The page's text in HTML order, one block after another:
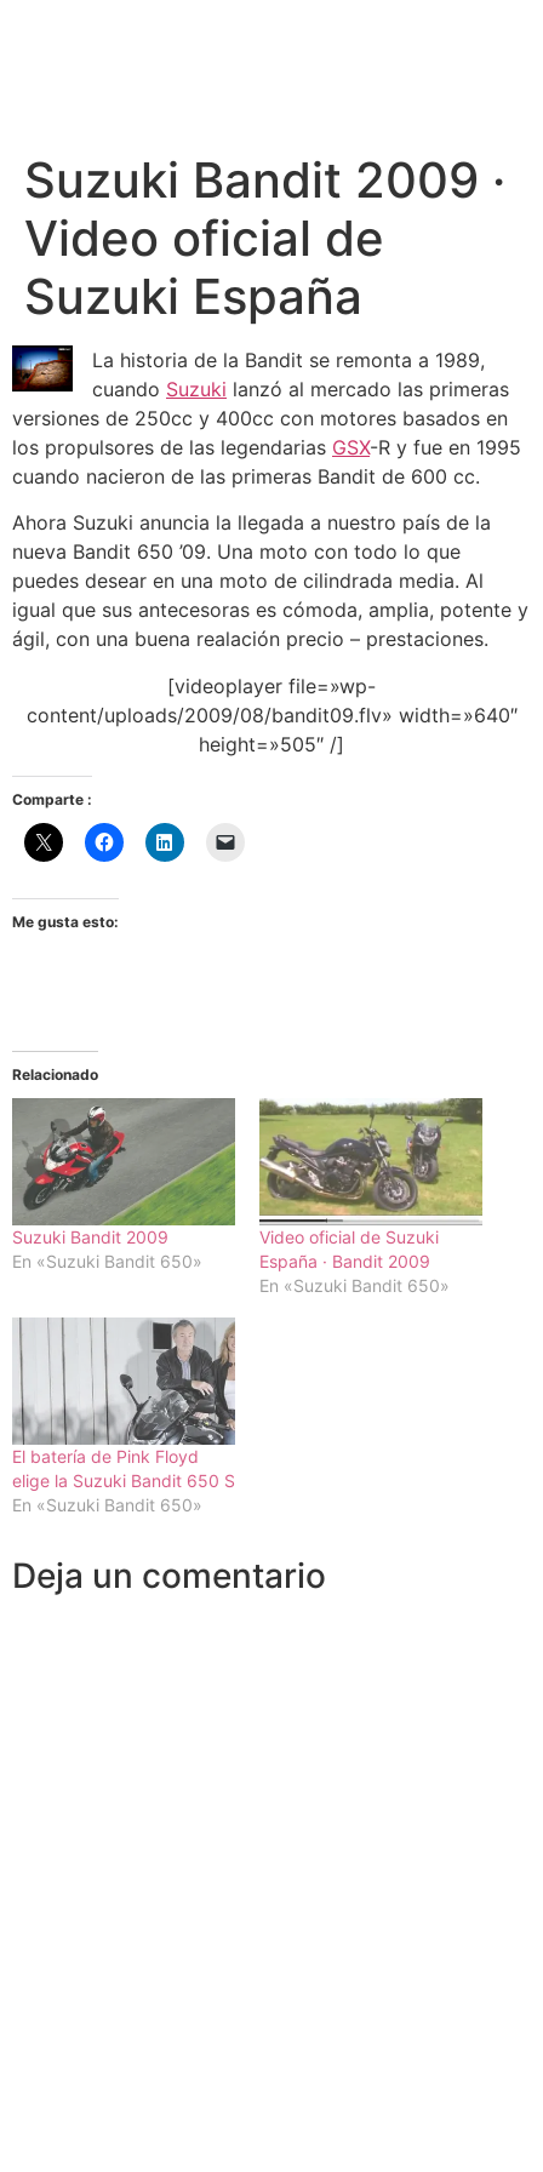
Suzuki Bandit 2009 ·
Video oficial de
Suzuki España
La historia de la Bandit se remonta a 1989,
cuando Suzuki lanzó al mercado las primeras
versiones de 250cc y 400cc con motores basados en
los propulsores de las legendarias GSX-R y fue en 1995
cuando nacieron de las primeras Bandit de 600 cc.
Ahora Suzuki anuncia la llegada a nuestro país de la
nueva Bandit 650 ’09. Una moto con todo lo que
puedes desear en una moto de cilindrada media. Al
igual que sus antecesoras es cómoda, amplia, potente y
ágil, con una buena realación precio – prestaciones.
[videoplayer file=»wp-
content/uploads/2009/08/bandit09.flv» width=»640″
height=»505″ /]
Comparte :
Me gusta esto:
Relacionado
Suzuki Bandit 2009
En «Suzuki Bandit 650»
Video oficial de Suzuki
España · Bandit 2009
En «Suzuki Bandit 650»
El batería de Pink Floyd
elige la Suzuki Bandit 650 S
En «Suzuki Bandit 650»
Deja un comentario